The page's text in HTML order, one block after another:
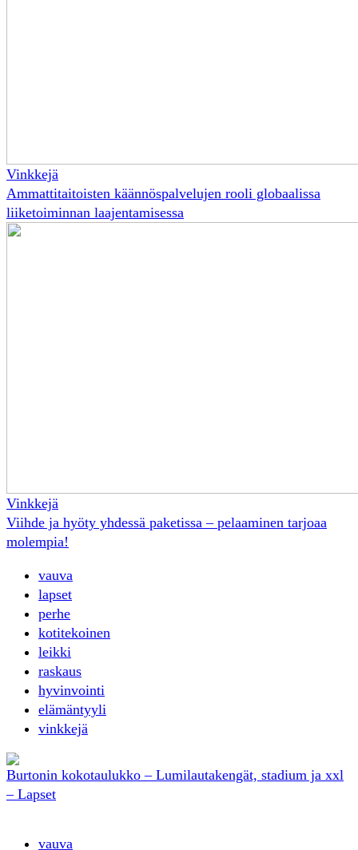
Vinkkejä
Ammattitaitoisten käännöspalvelujen rooli globaalissa
liiketoiminnan laajentamisessa
Vinkkejä
Viihde ja hyöty yhdessä paketissa – pelaaminen tarjoaa
molempia!
vauva
lapset
perhe
kotitekoinen
leikki
raskaus
hyvinvointi
elämäntyyli
vinkkejä
Burtonin kokotaulukko – Lumilautakengät, stadium ja xxl
– Lapset
vauva